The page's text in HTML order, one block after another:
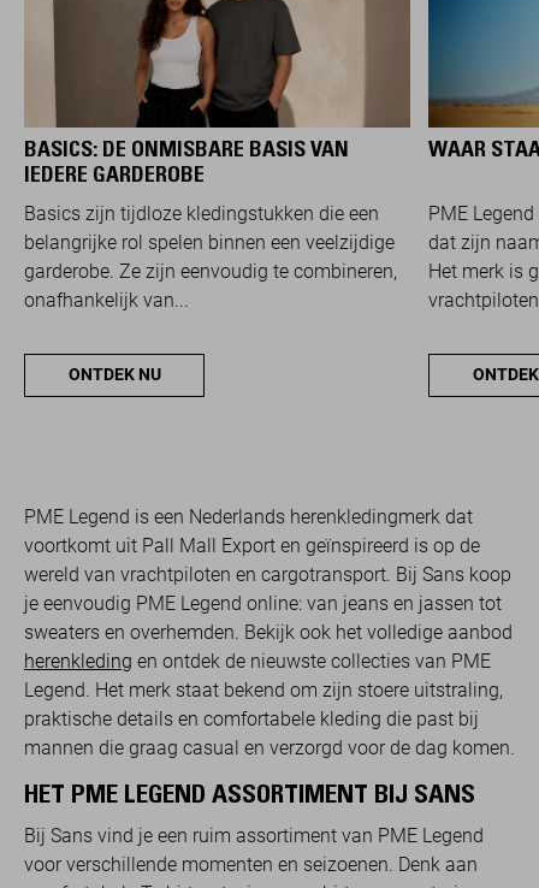
BASICS: DE ONMISBARE BASIS VAN
IEDERE GARDEROBE
Basics zijn tijdloze kledingstukken die een
belangrijke rol spelen binnen een veelzijdige
garderobe. Ze zijn eenvoudig te combineren,
onafhankelijk van...
ONTDEK NU
WAAR
PME
dat zijn
Het merk is
PME Legend is een Nederlands herenkledingmerk dat
voortkomt uit Pall Mall Export en geïnspireerd is op de
wereld van vrachtpiloten en cargotransport. Bij Sans koop
je eenvoudig PME Legend online: van jeans en jassen tot
sweaters en overhemden. Bekijk ook het volledige aanbod
herenkleding en ontdek de nieuwste collecties van PME
Legend. Het merk staat bekend om zijn stoere uitstraling,
praktische details en comfortabele kleding die past bij
mannen die graag casual en verzorgd voor de dag komen.
HET PME LEGEND ASSORTIMENT BIJ SANS
Bij Sans vind je een ruim assortiment van PME Legend
voor verschillende momenten en seizoenen. Denk aan